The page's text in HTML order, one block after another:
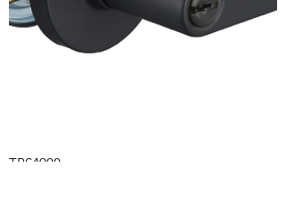
TBS4900